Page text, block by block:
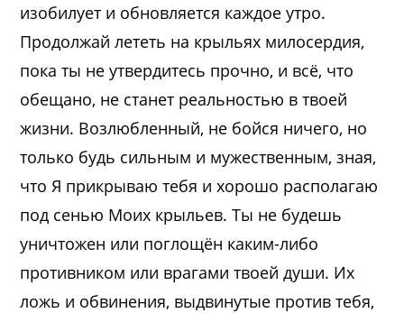
изобилует и обновляется каждое утро.
Продолжай лететь на крыльях милосердия,
пока ты не утвердитесь прочно, и всё, что
обещано, не станет реальностью в твоей
жизни. Возлюбленный, не бойся ничего, но
только будь сильным и мужественным, зная,
что Я прикрываю тебя и хорошо располагаю
под сенью Моих крыльев. Ты не будешь
уничтожен или поглощён каким-либо
противником или врагами твоей души. Их
ложь и обвинения, выдвинутые против тебя,